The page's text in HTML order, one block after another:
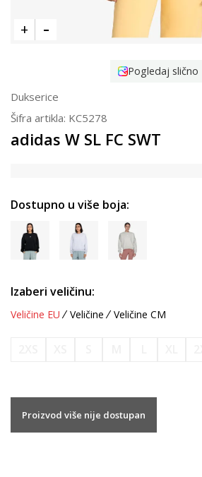
Pogledaj slično
Dukserice
Šifra artikla: KC5278
adidas W SL FC SWT
Dostupno u više boja:
Izaberi veličinu:
Veličine EU Veličine Veličine CM
Proizvod više nije dostupan